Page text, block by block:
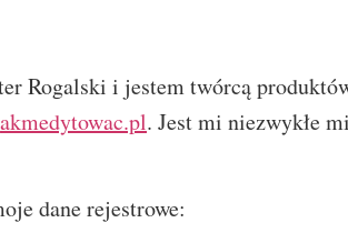
Rogalski i jestem twórcą
. Jest mi niezwykłe
dane rejestrowe: